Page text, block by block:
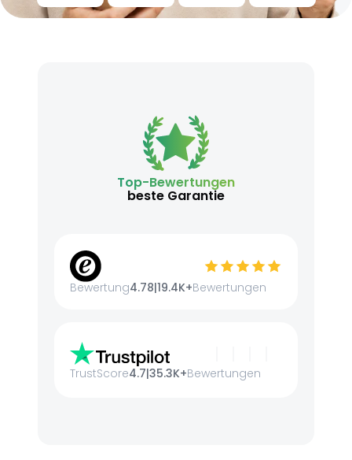
Top-Bewertungen
beste Garantie
Bewertung4.78|19.4K+Bewertungen
TrustScore4.7|35.3K+Bewertungen